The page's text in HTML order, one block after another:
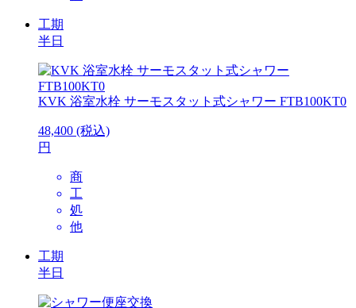
工期
半日
KVK 浴室水栓 サーモスタット式シャワー FTB100KT0
48,400 (税込)
円
商
工
処
他
工期
半日